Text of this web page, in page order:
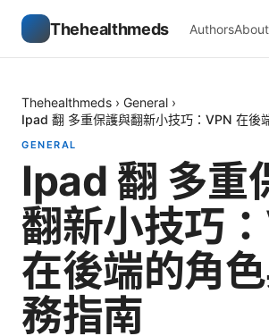
Thehealthmeds Authors
Thehealthmeds › General ›
Ipad 翻 多重保護與翻新小技巧：VPN 在後
GENERAL
Ipad 翻 多重
翻新小技巧
在後端的角
務指南